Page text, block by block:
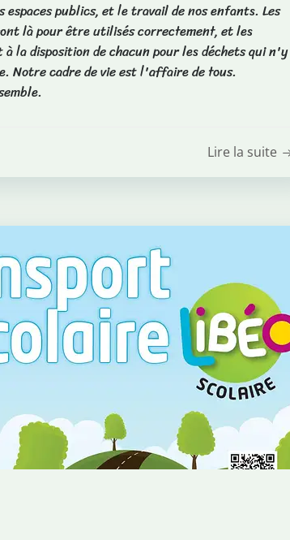
publics, et le travail de nos enfants. Les
là pour être utilisés correctement, et les
la disposition de chacun pour les déchets qui n'y
Notre cadre de vie est l'affaire de tous.
Lire la suite